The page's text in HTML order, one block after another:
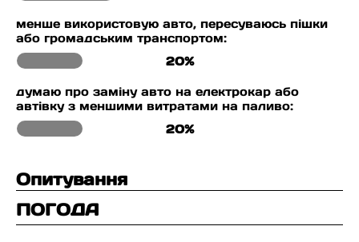
менше використовую авто, пересуваюсь пішки
або громадським транспортом:
20%
думаю про заміну авто на електрокар або
автівку з меншими витратами на паливо:
20%
Опитування
ПОГОДА